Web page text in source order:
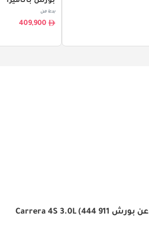
بدءا من
409,900
الأسئلة المتكررة عن بورش 911 Carrera 4S 3.0L (444